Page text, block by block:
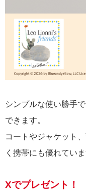
シンプルな使い勝手
できます。
コートやジャケット
く携帯にも優れていま
Xでプレゼント！